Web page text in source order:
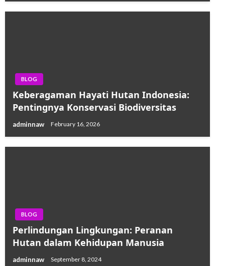
BLOG
Keberagaman Hayati Hutan Indonesia:
Pentingnya Konservasi Biodiversitas
adminnaw February 16, 2026
BLOG
Perlindungan Lingkungan: Peranan
Hutan dalam Kehidupan Manusia
adminnaw September 8, 2024